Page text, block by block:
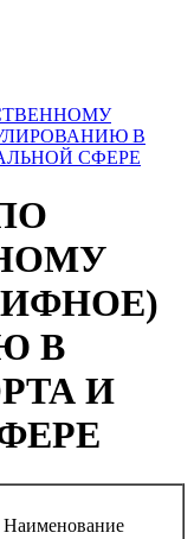
В
СФЕРЕ
В
И
Наименование